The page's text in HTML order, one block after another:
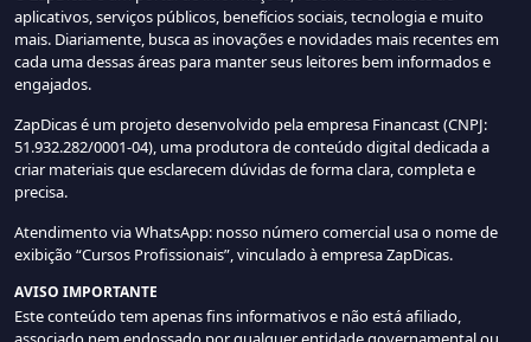
aplicativos, serviços públicos, benefícios sociais, tecnologia e muito
mais. Diariamente, busca as inovações e novidades mais recentes em
cada uma dessas áreas para manter seus leitores bem informados e
engajados.
ZapDicas é um projeto desenvolvido pela empresa Financast (CNPJ:
51.932.282/0001-04), uma produtora de conteúdo digital dedicada a
criar materiais que esclarecem dúvidas de forma clara, completa e
precisa.
Atendimento via WhatsApp: nosso número comercial usa o nome de
exibição “Cursos Profissionais”, vinculado à empresa ZapDicas.
AVISO IMPORTANTE
Este conteúdo tem apenas fins informativos e não está afiliado,